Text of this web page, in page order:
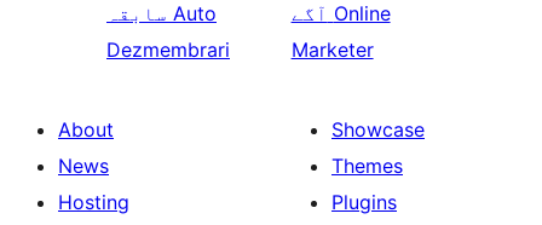
سابقہ Auto
Dezmembrari
آگے Online
Marketer
About
News
Hosting
Showcase
Themes
Plugins